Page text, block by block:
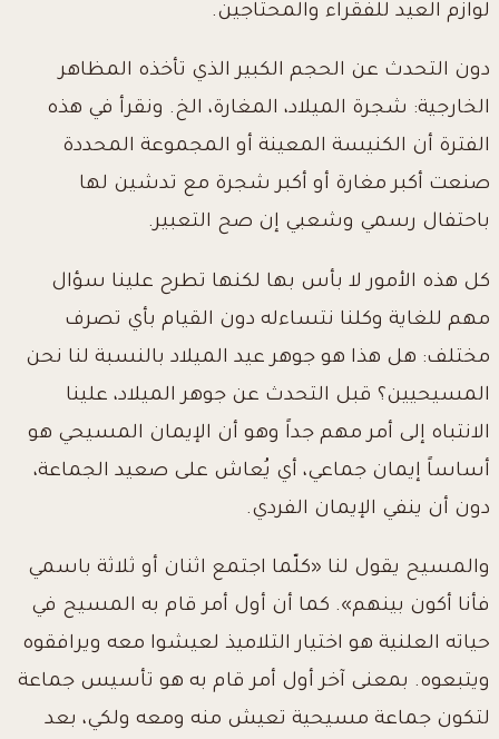
لوازم العيد للفقراء والمحتاجين.
دون التحدث عن الحجم الكبير الذي تأخذه المظاهر
الخارجية: شجرة الميلاد، المغارة، الخ. ونقرأ في هذه
الفترة أن الكنيسة المعينة أو المجموعة المحددة
صنعت أكبر مغارة أو أكبر شجرة مع تدشين لها
باحتفال رسمي وشعبي إن صح التعبير.
كل هذه الأمور لا بأس بها لكنها تطرح علينا سؤال
مهم للغاية وكلنا نتساءله دون القيام بأي تصرف
مختلف: هل هذا هو جوهر عيد الميلاد بالنسبة لنا نحن
المسيحيين؟ قبل التحدث عن جوهر الميلاد، علينا
الانتباه إلى أمر مهم جداً وهو أن الإيمان المسيحي هو
أساساً إيمان جماعي، أي يُعاش على صعيد الجماعة،
دون أن ينفي الإيمان الفردي.
والمسيح يقول لنا «كلّما اجتمع اثنان أو ثلاثة باسمي
فأنا أكون بينهم». كما أن أول أمر قام به المسيح في
حياته العلنية هو اختيار التلاميذ لعيشوا معه ويرافقوه
ويتبعوه. بمعنى آخر أول أمر قام به هو تأسيس جماعة
لتكون جماعة مسيحية تعيش منه ومعه ولكي، بعد